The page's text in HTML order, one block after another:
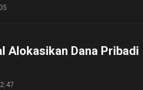
Alokasikan Dana Pribadi